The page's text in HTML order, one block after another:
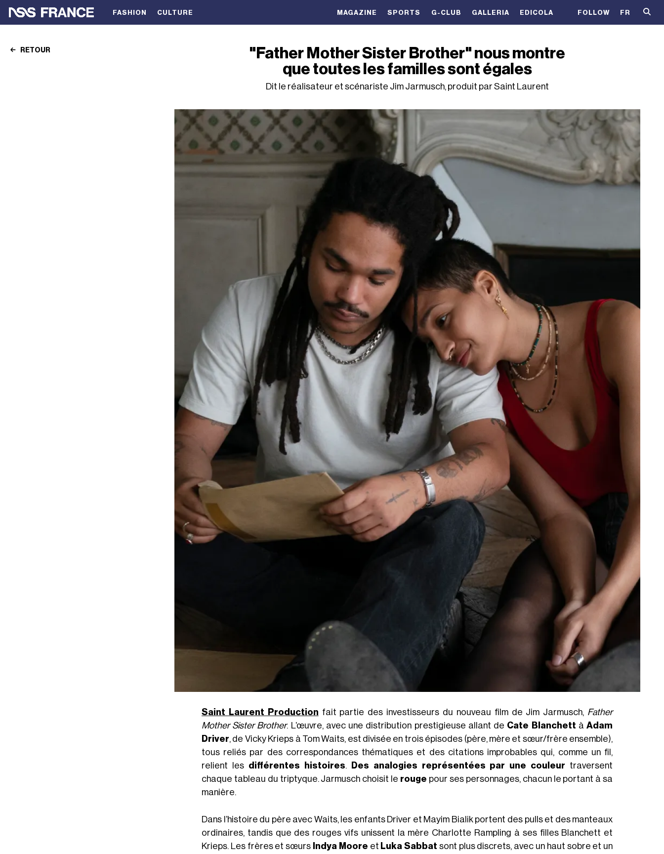
FASHION CULTURE MAGAZINE SPORTS G-CLUB GALLERIA EDICOLA FOLLOW FR
RETOUR
"Father Mother Sister Brother" nous montre
que toutes les familles sont égales
Dit le réalisateur et scénariste Jim Jarmusch, produit par Saint Laurent
Saint Laurent Production fait partie des investisseurs du nouveau film de Jim Jarmusch, Father
Mother Sister Brother. L’œuvre, avec une distribution prestigieuse allant de Cate Blanchett àAdam
Driver, de Vicky Krieps à Tom Waits, est divisée en trois épisodes (père, mère et sœur/frère ensemble),
tous reliés par des correspondances thématiques et des citations improbables qui, comme un fil,
relient les différentes histoires. Des analogies représentées par une couleur traversent
chaque tableau du triptyque. Jarmusch choisit le rouge pour ses personnages, chacun le portant à sa
manière.
Dans l’histoire du père avec Waits, les enfants Driver et Mayim Bialik portent des pulls et des manteaux
ordinaires, tandis que des rouges vifs unissent la mère Charlotte Rampling à ses filles Blanchett et
Krieps. Les frères et sœurs Indya Moore et Luka Sabbat sont plus discrets, avec un haut sobre et un